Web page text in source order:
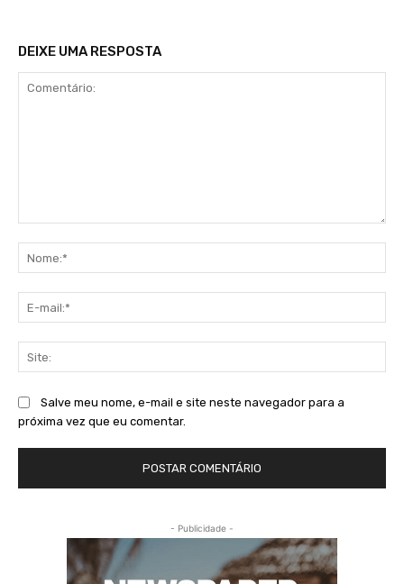
DEIXE UMA RESPOSTA
Salve meu nome, e-mail e site neste navegador para a
próxima vez que eu comentar.
- Publicidade -